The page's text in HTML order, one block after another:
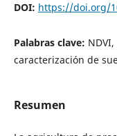
DOI: https://doi.org/
Palabras clave:
caracterización de
Resumen